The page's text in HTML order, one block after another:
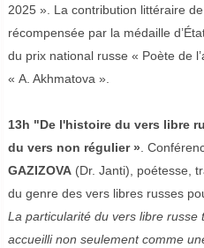
2025 ». La contribution littéraire
récompensée par la médaille
du prix national russe « Poète de
« A. Akhmatova ».
13h "De l'histoire du vers libre
du vers non régulier ».
GAZIZOVA (Dr. Janti), poétesse,
du genre des vers libres russes
La particularité du vers libre russe
accueilli non seulement comme